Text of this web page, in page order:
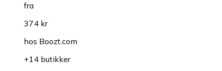
fra
374 kr
hos Boozt.com
+14 butikker